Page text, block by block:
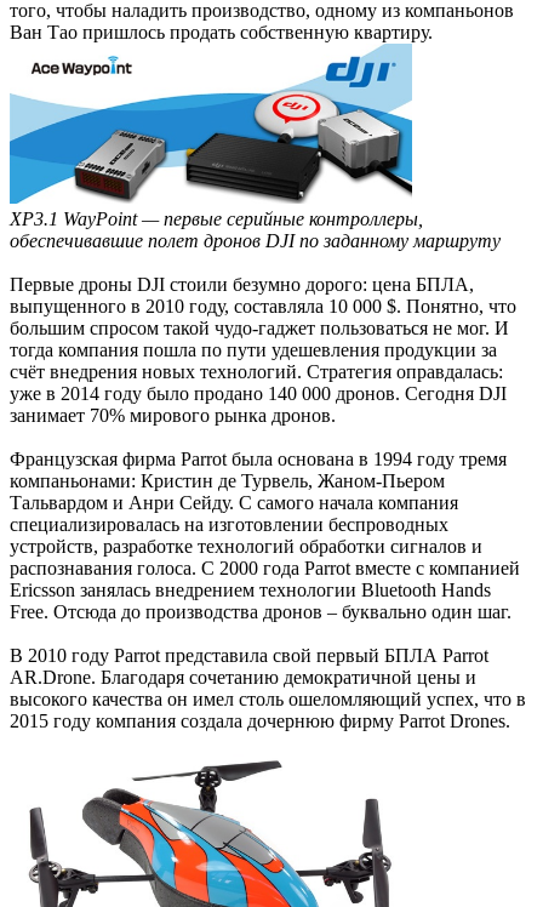
того, чтобы наладить производство, одному из компаньонов
Ван Тао пришлось продать собственную квартиру.
XP3.1 WayPoint — первые серийные контроллеры,
обеспечивавшие полет дронов DJI по заданному маршруту
Первые дроны DJI стоили безумно дорого: цена БПЛА,
выпущенного в 2010 году, составляла 10 000 $. Понятно, что
большим спросом такой чудо-гаджет пользоваться не мог. И
тогда компания пошла по пути удешевления продукции за
счёт внедрения новых технологий. Стратегия оправдалась:
уже в 2014 году было продано 140 000 дронов. Сегодня DJI
занимает 70% мирового рынка дронов.
Французская фирма Parrot была основана в 1994 году тремя
компаньонами: Кристин де Турвель, Жаном-Пьером
Тальвардом и Анри Сейду. С самого начала компания
специализировалась на изготовлении беспроводных
устройств, разработке технологий обработки сигналов и
распознавания голоса. С 2000 года Parrot вместе с компанией
Ericsson занялась внедрением технологии Bluetooth Hands
Free. Отсюда до производства дронов – буквально один шаг.
В 2010 году Parrot представила свой первый БПЛА Parrot
AR.Drone. Благодаря сочетанию демократичной цены и
высокого качества он имел столь ошеломляющий успех, что в
2015 году компания создала дочернюю фирму Parrot Drones.